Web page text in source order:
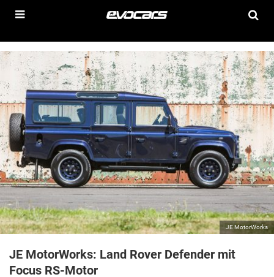
JE MotorWorks
JE MotorWorks: Land Rover Defender mit
Focus RS-Motor